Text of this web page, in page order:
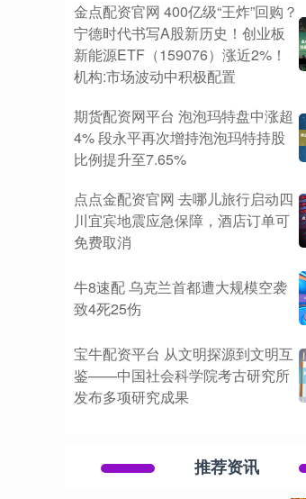
金点配资官网 400亿级“王炸”回购？
宁德时代书写A股新历史！创业板
新能源ETF（159076）涨近2%！
机构:市场波动中积极配置
期货配资网平台 泡泡玛特盘中涨超
4% 段永平再次增持泡泡玛特持股
比例提升至7.65%
点点金配资官网 去哪儿旅行启动四
川宜宾地震应急保障，酒店订单可
免费取消
牛8速配 乌克兰首都遭大规模空袭
致4死25伤
宝牛配资平台 从文明探源到文明互
鉴——中国社会科学院考古研究所
发布多项研究成果
推荐资讯